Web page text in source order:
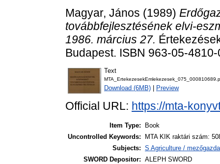
Magyar, János (1989)
továbbfejlesztésének elvi-
1986. március 27.
Budapest. ISBN 963-05-4810-
Text
Download (6MB) Preview
Official URL: https://mta-
Item Type:
Book
Uncontrolled Keywords:
MTA KIK raktári szám:
Subjects: S Agriculture /
SWORD Depositor: ALEPH SWORD